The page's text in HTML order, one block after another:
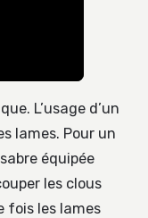
L’usage d’un
lames. Pour un
équipée
les clous
fois les lames